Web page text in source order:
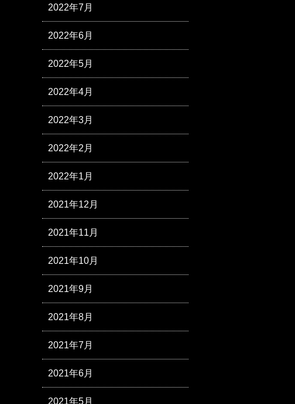
2022年7月
2022年6月
2022年5月
2022年4月
2022年3月
2022年2月
2022年1月
2021年12月
2021年11月
2021年10月
2021年9月
2021年8月
2021年7月
2021年6月
2021年5月